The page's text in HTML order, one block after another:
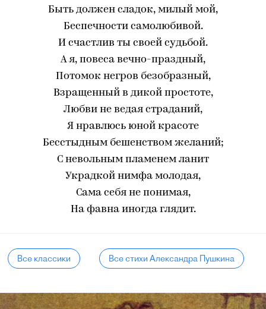
Быть должен сладок, милый мой,
Беспечности самолюбивой.
И счастлив ты своей судьбой.
А я, повеса вечно-праздный,
Потомок негров безобразный,
Взращенный в дикой простоте,
Любви не ведая страданий,
Я нравлюсь юной красоте
Бесстыдным бешенством желаний;
С невольным пламенем ланит
Украдкой нимфа молодая,
Сама себя не понимая,
На фавна иногда глядит.
Все классики Все стихи Александра Пушкина